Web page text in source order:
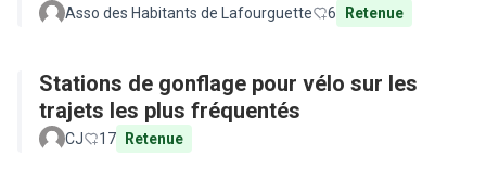
Asso des Habitants de Lafourguette 6 Retenue
Stations de gonflage pour vélo sur les
trajets les plus fréquentés
CJ 17 Retenue